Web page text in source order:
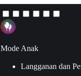
Mode Anak
Langganan dan